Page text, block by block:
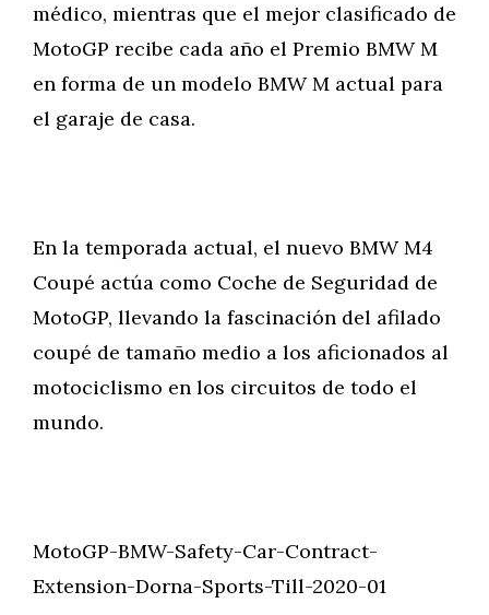
médico, mientras que el mejor clasificado de
MotoGP recibe cada año el Premio BMW M
en forma de un modelo BMW M actual para
el garaje de casa.
En la temporada actual, el nuevo BMW M4
Coupé actúa como Coche de Seguridad de
MotoGP, llevando la fascinación del afilado
coupé de tamaño medio a los aficionados al
motociclismo en los circuitos de todo el
mundo.
MotoGP-BMW-Safety-Car-Contract-
Extension-Dorna-Sports-Till-2020-01